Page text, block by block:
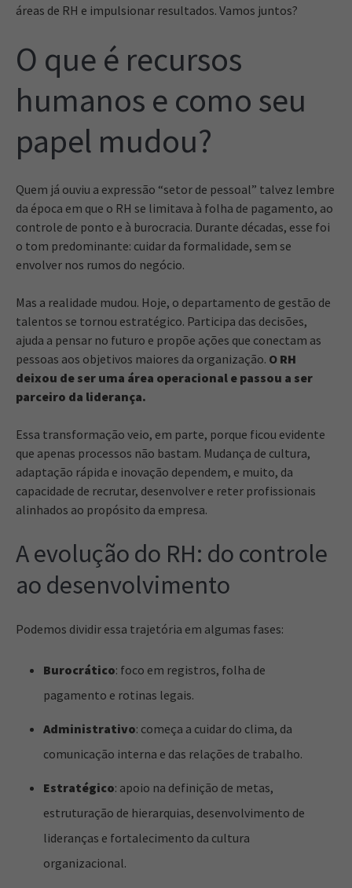
áreas de RH e impulsionar resultados. Vamos juntos?
O que é recursos
humanos e como seu
papel mudou?
Quem já ouviu a expressão “setor de pessoal” talvez lembre
da época em que o RH se limitava à folha de pagamento, ao
controle de ponto e à burocracia. Durante décadas, esse foi
o tom predominante: cuidar da formalidade, sem se
envolver nos rumos do negócio.
Mas a realidade mudou. Hoje, o departamento de gestão de
talentos se tornou estratégico. Participa das decisões,
ajuda a pensar no futuro e propõe ações que conectam as
pessoas aos objetivos maiores da organização. O RH
deixou de ser uma área operacional e passou a ser
parceiro da liderança.
Essa transformação veio, em parte, porque ficou evidente
que apenas processos não bastam. Mudança de cultura,
adaptação rápida e inovação dependem, e muito, da
capacidade de recrutar, desenvolver e reter profissionais
alinhados ao propósito da empresa.
A evolução do RH: do controle
ao desenvolvimento
Podemos dividir essa trajetória em algumas fases:
Burocrático: foco em registros, folha de
pagamento e rotinas legais.
Administrativo: começa a cuidar do clima, da
comunicação interna e das relações de trabalho.
Estratégico: apoio na definição de metas,
estruturação de hierarquias, desenvolvimento de
lideranças e fortalecimento da cultura
organizacional.